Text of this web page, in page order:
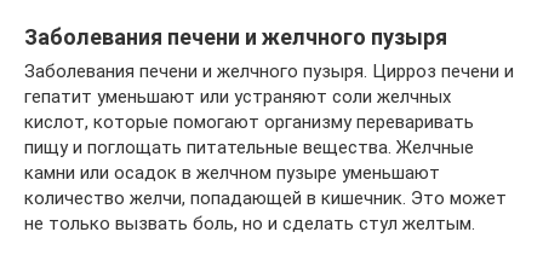
Заболевания печени и желчного пузыря
Заболевания печени и желчного пузыря. Цирроз печени и
гепатит уменьшают или устраняют соли желчных
кислот, которые помогают организму переваривать
пищу и поглощать питательные вещества. Желчные
камни или осадок в желчном пузыре уменьшают
количество желчи, попадающей в кишечник. Это может
не только вызвать боль, но и сделать стул желтым.